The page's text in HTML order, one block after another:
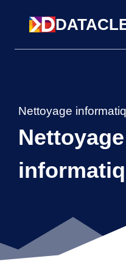
contenu
Nettoyage